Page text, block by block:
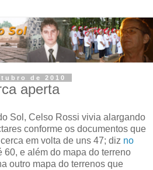
de 2010
aperta
Sol, Celso Rossi vivia alargando
conforme os documentos que
em volta de uns 47; diz no
60, e além do mapa do terreno
outro mapa do terrenos que